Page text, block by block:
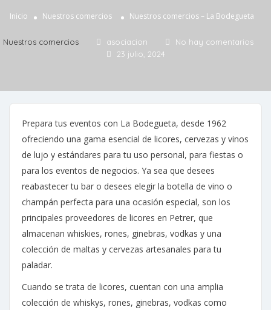
Inicio Nuestros comercios Nuestros comercios – La Bodegueta
Nuestros comercios asociacion
No hay comentarios
23 julio, 2024
Prepara tus eventos con La Bodegueta, desde 1962
ofreciendo una gama esencial de licores, cervezas y vinos
de lujo y estándares para tu uso personal, para fiestas o
para los eventos de negocios. Ya sea que desees
reabastecer tu bar o desees elegir la botella de vino o
champán perfecta para una ocasión especial, son los
principales proveedores de licores en Petrer, que
almacenan whiskies, rones, ginebras, vodkas y una
colección de maltas y cervezas artesanales para tu
paladar.
Cuando se trata de licores, cuentan con una amplia
colección de whiskys, rones, ginebras, vodkas como